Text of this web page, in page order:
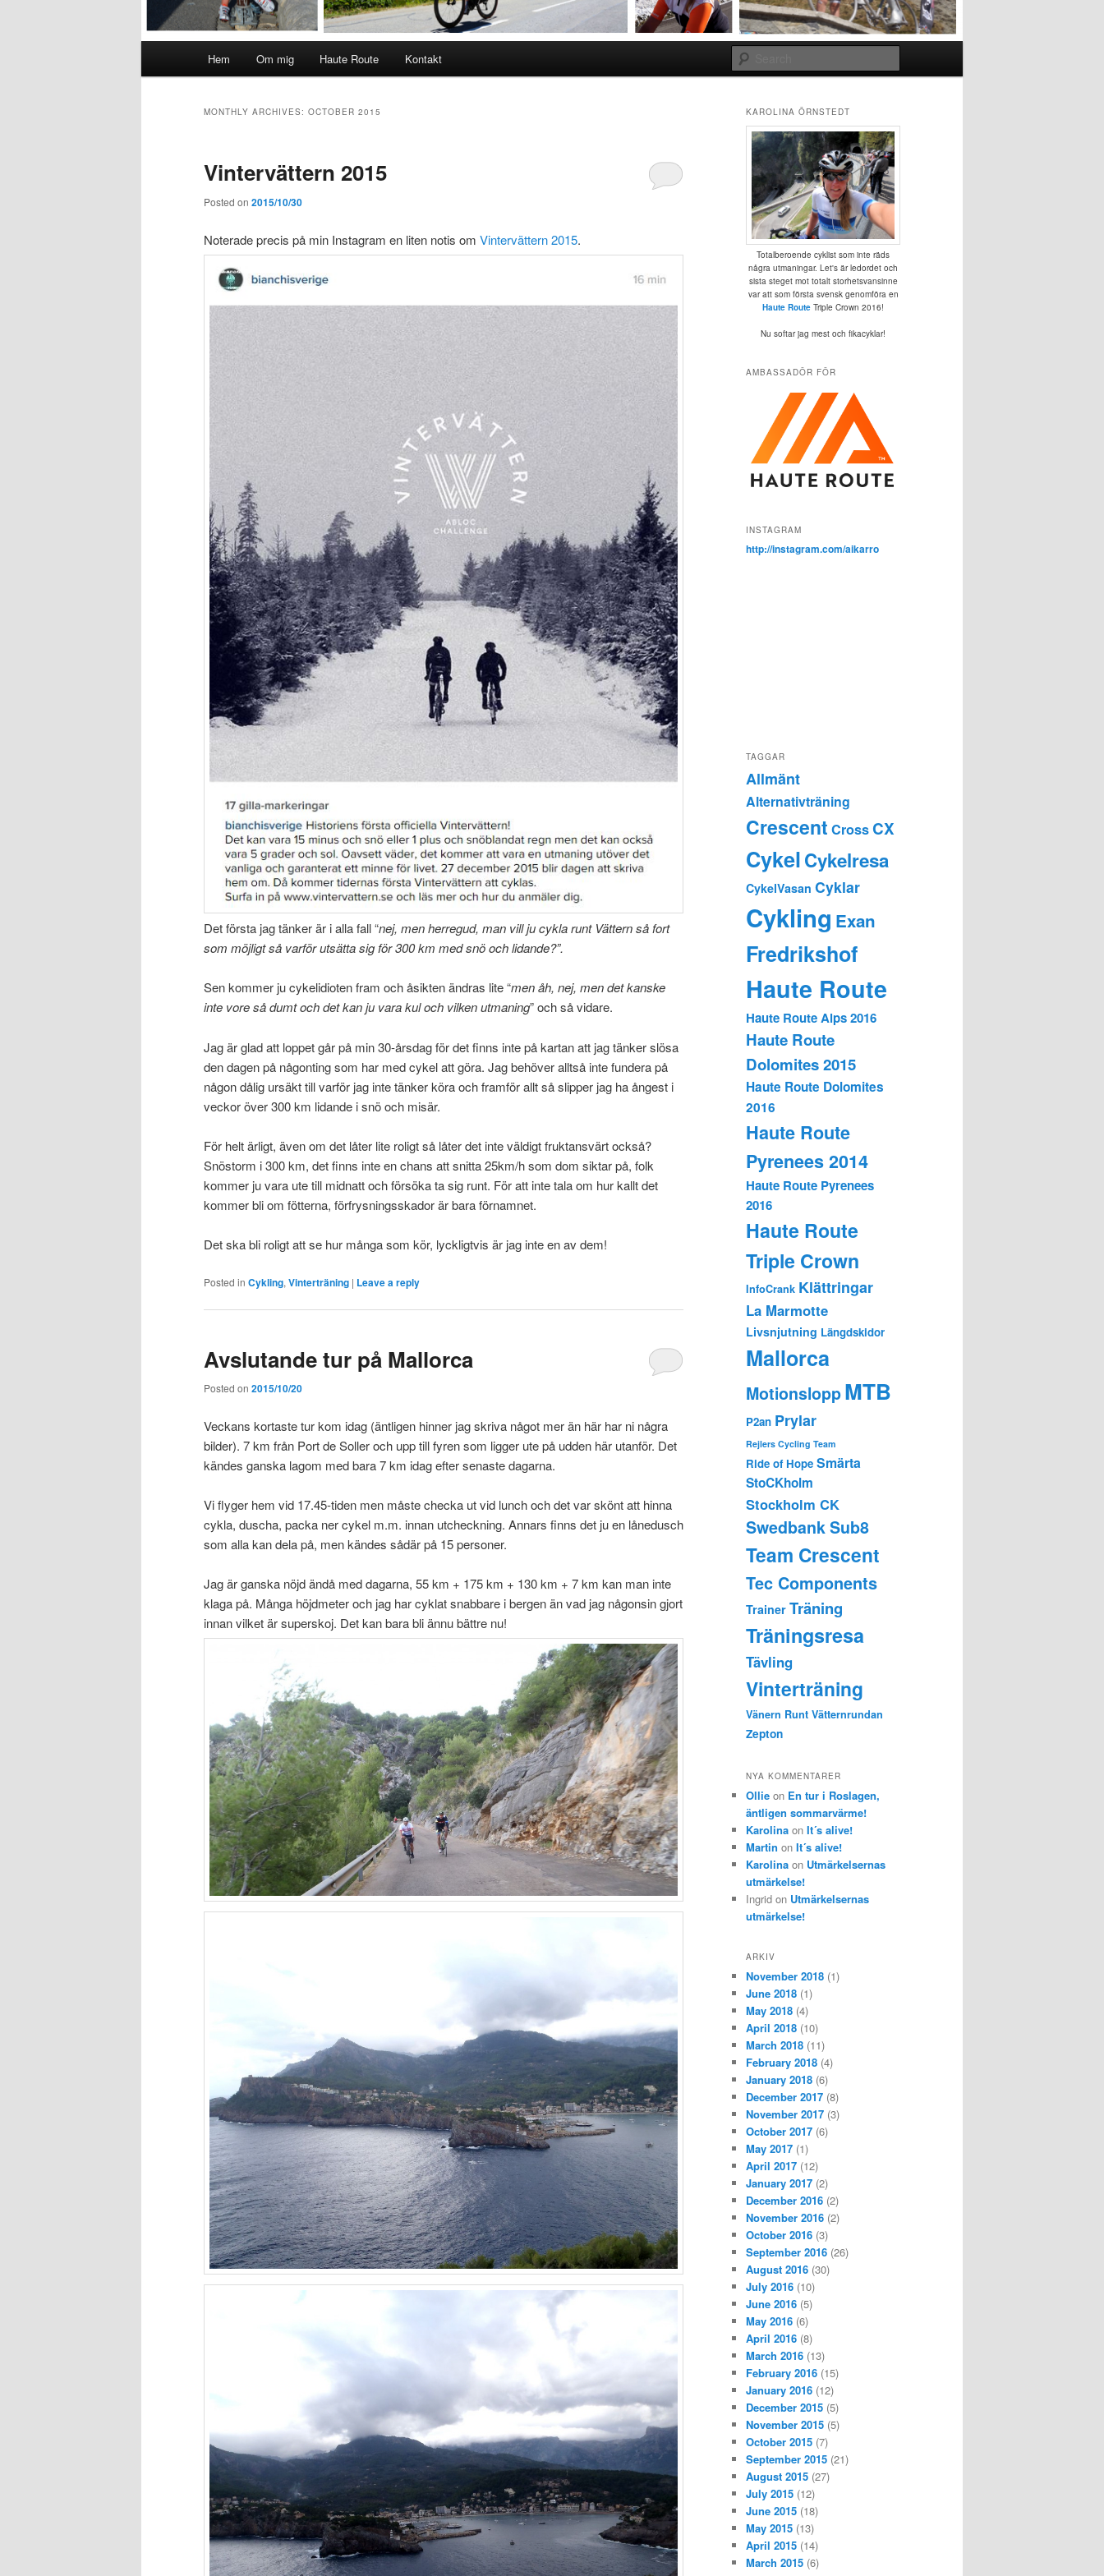
Hem Om mig Haute Route Kontakt
MONTHLY ARCHIVES: OCTOBER 2015
Vintervättern 2015
Posted on 2015/10/30
Noterade precis på min Instagram en liten notis om Vintervättern 2015.
Det första jag tänker är i alla fall “nej, men herregud, man vill ju cykla runt Vättern så fort
som möjligt så varför utsätta sig för 300 km med snö och lidande?”.
Sen kommer ju cykelidioten fram och åsikten ändras lite “men åh, nej, men det kanske
inte vore så dumt och det kan ju vara kul och vilken utmaning” och så vidare.
Jag är glad att loppet går på min 30-årsdag för det finns inte på kartan att jag tänker slösa
den dagen på någonting som har med cykel att göra. Jag behöver alltså inte fundera på
någon dålig ursäkt till varför jag inte tänker köra och framför allt så slipper jag ha ångest i
veckor över 300 km lidande i snö och misär.
För helt ärligt, även om det låter lite roligt så låter det inte väldigt fruktansvärt också?
Snöstorm i 300 km, det finns inte en chans att snitta 25km/h som dom siktar på, folk
kommer ju vara ute till midnatt och försöka ta sig runt. För att inte tala om hur kallt det
kommer bli om fötterna, förfrysningsskador är bara förnamnet.
Det ska bli roligt att se hur många som kör, lyckligtvis är jag inte en av dem!
Posted in Cykling, Vinterträning | Leave a reply
Avslutande tur på Mallorca
Posted on 2015/10/20
Veckans kortaste tur kom idag (äntligen hinner jag skriva något mer än här har ni några
bilder). 7 km från Port de Soller och upp till fyren som ligger ute på udden här utanför. Det
kändes ganska lagom med bara 7 km idag efter senaste dagarna.
Vi flyger hem vid 17.45-tiden men måste checka ut vid lunch och det var skönt att hinna
cykla, duscha, packa ner cykel m.m. innan utcheckning. Annars finns det ju en lånedusch
som alla kan dela på, men kändes sådär på 15 personer.
Jag är ganska nöjd ändå med dagarna, 55 km + 175 km + 130 km + 7 km kan man inte
klaga på. Många höjdmeter och jag har cyklat snabbare i bergen än vad jag någonsin gjort
innan vilket är superskoj. Det kan bara bli ännu bättre nu!
KAROLINA ÖRNSTEDT
Totalberoende cyklist som inte räds
några utmaningar. Let's är ledordet och
sista steget mot totalt storhetsvansinne
var att som första svensk genomföra en
Haute Route Triple Crown 2016!
Nu softar jag mest och fikacyklar!
AMBASSADÖR FÖR
INSTAGRAM
http://instagram.com/aikarro
TAGGAR
Allmänt
Alternativträning
Crescent Cross CX
CykelCykelresa
CykelVasan Cyklar
Cykling Exan
Fredrikshof
Haute Route
Haute Route Alps 2016
Haute Route
Dolomites 2015
Haute Route Dolomites
2016
Haute Route
Pyrenees 2014
Haute Route Pyrenees
2016
Haute Route
Triple Crown
InfoCrank Klättringar
La Marmotte
Livsnjutning Längdskidor
Mallorca
MotionsloppMTB
P2an Prylar
Rejlers Cycling Team
Ride of Hope Smärta
StoCKholm
Stockholm CK
Swedbank Sub8
Team Crescent
Tec Components
Trainer Träning
Träningsresa
Tävling
Vinterträning
Vänern Runt Vätternrundan
Zepton
NYA KOMMENTARER
Ollie on En tur i Roslagen,
äntligen sommarvärme!
Karolina on It´s alive!
Martin on It´s alive!
Karolina on Utmärkelsernas
utmärkelse!
Ingrid on Utmärkelsernas
utmärkelse!
ARKIV
November 2018 (1)
June 2018 (1)
May 2018 (4)
April 2018 (10)
March 2018 (11)
February 2018 (4)
January 2018 (6)
December 2017 (8)
November 2017 (3)
October 2017 (6)
May 2017 (1)
April 2017 (12)
January 2017 (2)
December 2016 (2)
November 2016 (2)
October 2016 (3)
September 2016 (26)
August 2016 (30)
July 2016 (10)
June 2016 (5)
May 2016 (6)
April 2016 (8)
March 2016 (13)
February 2016 (15)
January 2016 (12)
December 2015 (5)
November 2015 (5)
October 2015 (7)
September 2015 (21)
August 2015 (27)
July 2015 (12)
June 2015 (18)
May 2015 (13)
April 2015 (14)
March 2015 (6)